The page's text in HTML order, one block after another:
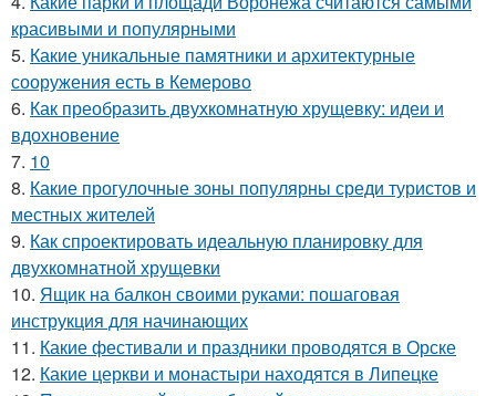
красивыми и популярными
5. Какие уникальные памятники и архитектурные
сооружения есть в Кемерово
6. Как преобразить двухкомнатную хрущевку: идеи и
вдохновение
7. 10
8. Какие прогулочные зоны популярны среди туристов и
местных жителей
9. Как спроектировать идеальную планировку для
двухкомнатной хрущевки
10. Ящик на балкон своими руками: пошаговая
инструкция для начинающих
11. Какие фестивали и праздники проводятся в Орске
12. Какие церкви и монастыри находятся в Липецке